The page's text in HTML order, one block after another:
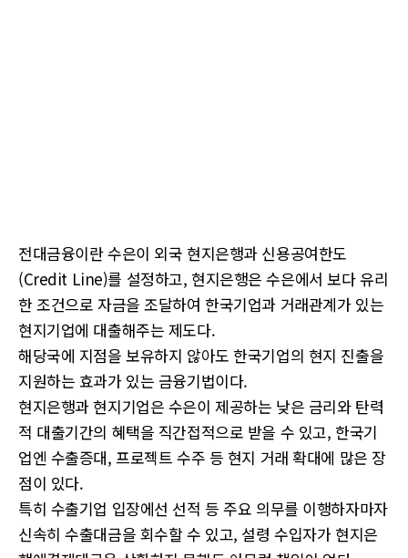
전대금융이란 수은이 외국 현지은행과 신용공여한도
(Credit Line)를 설정하고, 현지은행은 수은에서 보다 유리
한 조건으로 자금을 조달하여 한국기업과 거래관계가 있는
현지기업에 대출해주는 제도다.
해당국에 지점을 보유하지 않아도 한국기업의 현지 진출을
지원하는 효과가 있는 금융기법이다.
현지은행과 현지기업은 수은이 제공하는 낮은 금리와 탄력
적 대출기간의 혜택을 직간접적으로 받을 수 있고, 한국기
업엔 수출증대, 프로젝트 수주 등 현지 거래 확대에 많은 장
점이 있다.
특히 수출기업 입장에선 선적 등 주요 의무를 이행하자마자
신속히 수출대금을 회수할 수 있고, 설령 수입자가 현지은